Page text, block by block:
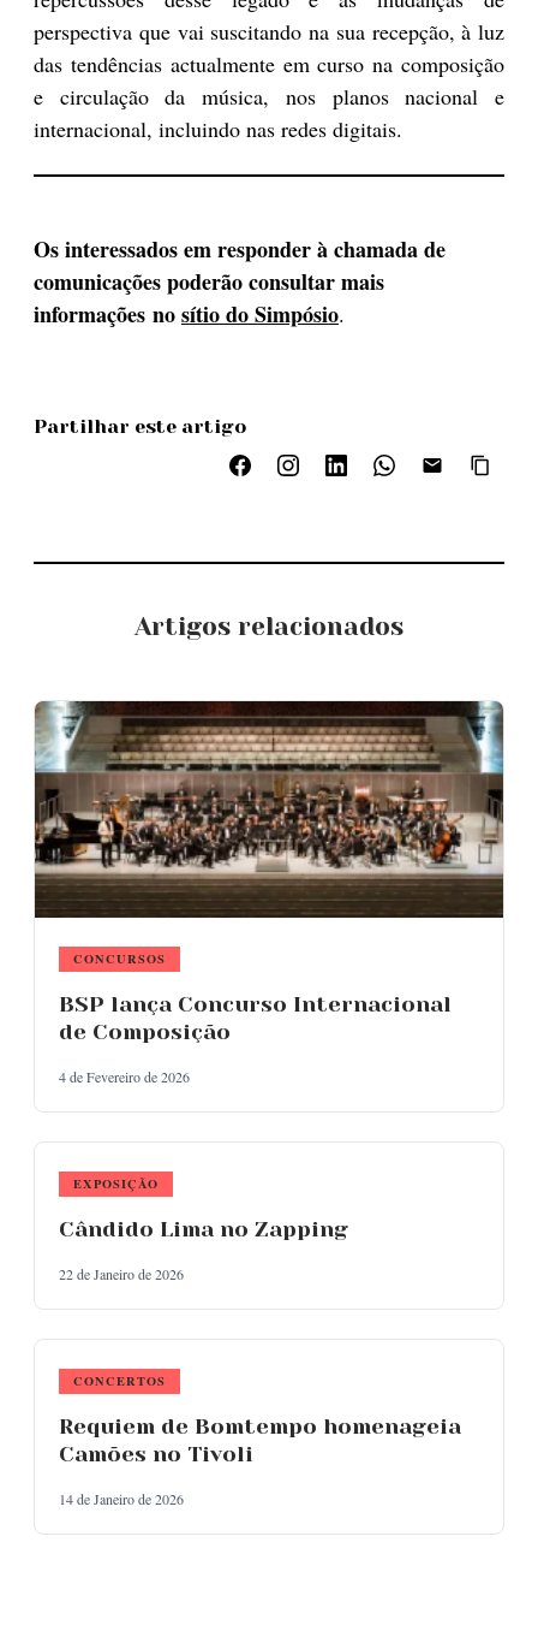
perspectiva que vai suscitando na sua recepção, à luz
das tendências actualmente em curso na composição
e circulação da música, nos planos nacional e
internacional, incluindo nas redes digitais.
Os interessados em responder à chamada de
comunicações poderão consultar mais
informações nosítio do Simpósio.
Partilhar este artigo
Artigos relacionados
CONCURSOS
BSP lança Concurso Internacional
de Composição
4 de Fevereiro de 2026
EXPOSIÇÃO
Cândido Lima no Zapping
22 de Janeiro de 2026
CONCERTOS
Requiem de Bomtempo homenageia
Camões no Tivoli
14 de Janeiro de 2026